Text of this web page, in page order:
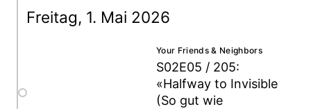
Freitag, 1. Mai 2026
Your Friends & Neighbors
S02E05 / 205:
«Halfway to Invisible
(So gut wie